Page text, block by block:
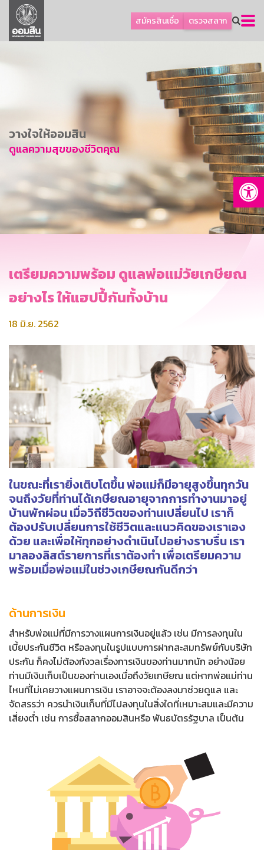
สมัครสินเชื่อ ตรวจสลาก
ลูกค้าธุรกิจ
ลูกค้าผู้ประกอบรายย่อย
เกี่ยวกับธนาคาร
ข่าวสาร
อื่นๆ
ติดต่อเรา
บริการออนไลน์
วางใจให้ออมสิน
ดูแลความสุขของชีวิตคุณ
เตรียมความพร้อม ดูแลพ่อแม่วัยเกษียณ
อย่างไร ให้แฮปปี้กันทั้งบ้าน
18 มิ.ย. 2562
ในขณะที่เรายิ่งเติบโตขึ้น พ่อแม่ก็มีอายุสูงขึ้นทุกวัน
จนถึงวัยที่ท่านได้เกษียณอายุจากการทำงานมาอยู่
บ้านพักผ่อน เมื่อวิถีชีวิตของท่านเปลี่ยนไป เราก็
ต้องปรับเปลี่ยนการใช้ชีวิตและแนวคิดของเราเอง
ด้วย และเพื่อให้ทุกอย่างดำเนินไปอย่างราบรื่น เรา
มาลองลิสต์รายการที่เราต้องทำ เพื่อเตรียมความ
พร้อมเมื่อพ่อแม่ในช่วงเกษียณกันดีกว่า
ด้านการเงิน
สำหรับพ่อแม่ที่มีการวางแผนการเงินอยู่แล้ว เช่น มีการลงทุนใน
เบี้ยประกันชีวิต หรือลงทุนในรูปแบบการฝากสะสมทรัพย์กับบริษัท
ประกัน ก็คงไม่ต้องกังวลเรื่องการเงินของท่านมากนัก อย่างน้อย
ท่านมีเงินเก็บเป็นของท่านเองเมื่อถึงวัยเกษียณ แต่หากพ่อแม่ท่าน
ไหนที่ไม่เคยวางแผนการเงิน เราอาจจะต้องลงมาช่วยดูแล และ
จัดสรรว่า ควรนำเงินเก็บที่มีไปลงทุนในสิ่งใดที่เหมาะสมและมีความ
เสี่ยงต่ำ เช่น การซื้อสลากออมสินหรือ พันธบัตรรัฐบาล เป็นต้น